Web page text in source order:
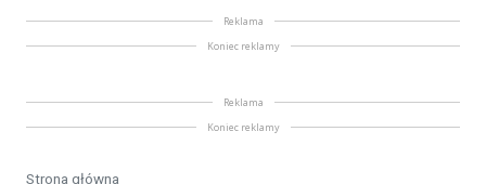
Reklama
Koniec reklamy
Reklama
Koniec reklamy
Strona główna